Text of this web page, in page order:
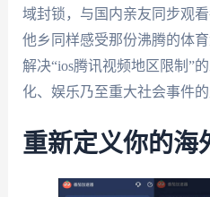
域封锁，与国内亲友同步观
他乡同样感受那份沸腾的体
解决“ios腾讯视频地区限制”
化、娱乐乃至重大社会事件的
重新定义你的海